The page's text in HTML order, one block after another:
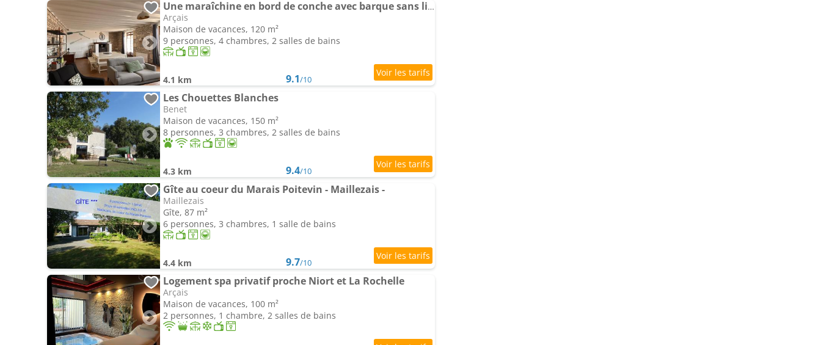
Une maraîchine en bord de conche avec barque sans linge de maison
Arçais
Maison de vacances, 120 m²
9 personnes, 4 chambres, 2 salles de bains
4.1 km 9.1/10
Les Chouettes Blanches
Benet
Maison de vacances, 150 m²
8 personnes, 3 chambres, 2 salles de bains
4.3 km 9.4/10
Gîte au coeur du Marais Poitevin - Maillezais -
Maillezais
Gîte, 87 m²
6 personnes, 3 chambres, 1 salle de bains
4.4 km 9.7/10
Logement spa privatif proche Niort et La Rochelle
Arçais
Maison de vacances, 100 m²
2 personnes, 1 chambre, 2 salles de bains